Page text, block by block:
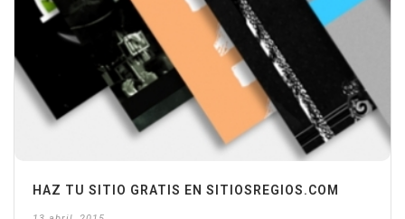
HAZ TU SITIO GRATIS EN SITIOSREGIOS.COM